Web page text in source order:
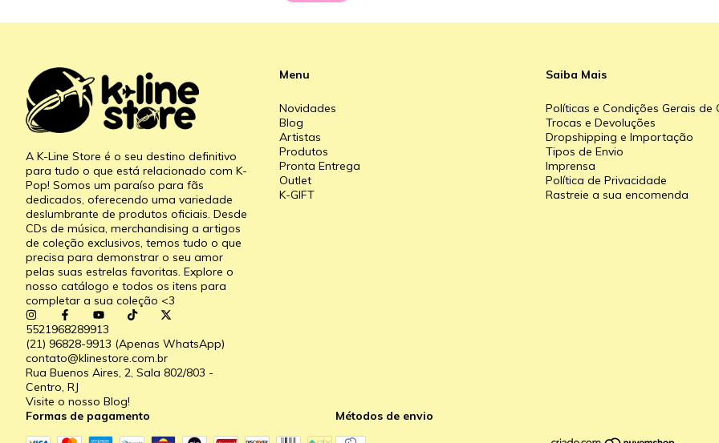
A K-Line Store é o seu destino definitivo
para tudo o que está relacionado com K-
Pop! Somos um paraíso para fãs
dedicados, oferecendo uma variedade
deslumbrante de produtos oficiais. Desde
CDs de música, merchandising a artigos
de coleção exclusivos, temos tudo o que
precisa para demonstrar o seu amor
pelas suas estrelas favoritas. Explore o
nosso catálogo e todos os itens para
completar a sua coleção <3
5521968289913
(21) 96828-9913 (Apenas WhatsApp)
contato@klinestore.com.br
Rua Buenos Aires, 2, Sala 802/803 -
Centro, RJ
Visite o nosso Blog!
Menu
Novidades
Blog
Artistas
Produtos
Pronta Entrega
Outlet
K-GIFT
Saiba Mais
Políticas e Condições Gerais de
Trocas e Devoluções
Dropshipping e Importação
Tipos de Envio
Imprensa
Política de Privacidade
Rastreie a sua encomenda
Formas de pagamento Métodos de envio